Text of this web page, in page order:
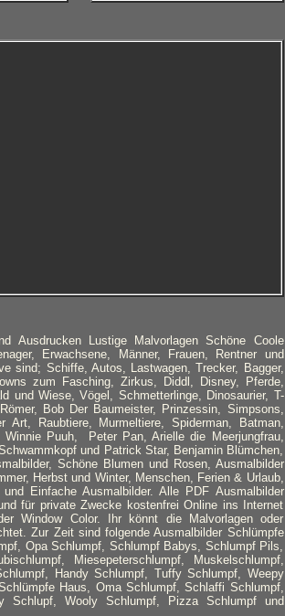
Ausdrucken Lustige Malvorlagen Schöne Coole
Erwachsene, Männer, Frauen, Rentner und
sind; Schiffe, Autos, Lastwagen, Trecker, Bagger,
zum Fasching, Zirkus, Diddl, Disney, Pferde,
und Wiese, Vögel, Schmetterlinge, Dinosaurier, T-
Bob Der Baumeister, Prinzessin, Simpsons,
Raubtiere, Murmeltiere, Spiderman, Batman,
Puuh, Peter Pan, Arielle die Meerjungfrau,
und Patrick Star, Benjamin Blümchen,
Schöne Blumen und Rosen, Ausmalbilder
Herbst und Winter, Menschen, Ferien & Urlaub,
Einfache Ausmalbilder. Alle PDF Ausmalbilder
für private Zwecke kostenfrei Online ins Internet
Window Color. Ihr könnt die Malvorlagen oder
Zur Zeit sind folgende Ausmalbilder Schlümpfe
Opa Schlumpf, Schlumpf Babys, Schlumpf Pils,
Miesepeterschlumpf, Muskelschlumpf,
Handy Schlumpf, Tuffy Schlumpf, Weepy
Haus, Oma Schlumpf, Schlaffi Schlumpf,
Schlupf, Wooly Schlumpf, Pizza Schlumpf und